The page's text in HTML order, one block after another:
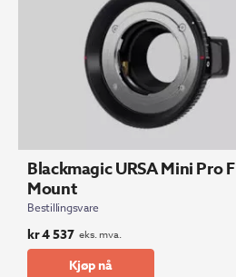
Blackmagic URSA Mini Pro F
Mount
Bestillingsvare
kr4 537 eks. mva.
Kjøp nå